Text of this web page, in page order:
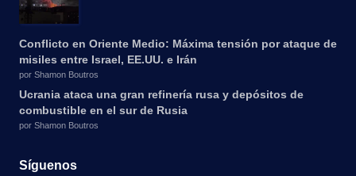
Conflicto en Oriente Medio: Máxima tensión por ataque de
misiles entre Israel, EE.UU. e Irán
por Shamon Boutros
Ucrania ataca una gran refinería rusa y depósitos de
combustible en el sur de Rusia
por Shamon Boutros
Síguenos